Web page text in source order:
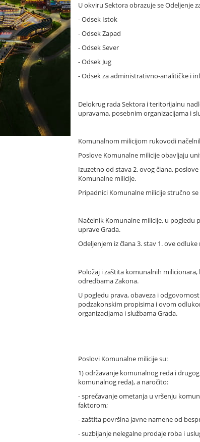
U okviru Sektora obrazuje se Odeljenje
- Odsek Istok
- Odsek Zapad
- Odsek Sever
- Odsek Jug
- Odsek za administrativno-analitičke i
Delokrug rada Sektora i teritorijalnu
upravama, posebnim organizacijama i
Komunalnom milicijom rukovodi
Poslove Komunalne milicije obavljaju
Izuzetno od stava 2. ovog člana,
Komunalne milicije.
Pripadnici Komunalne milicije stručno
Načelnik Komunalne milicije, u
uprave Grada.
Odeljenjem iz člana 3. stav 1. ove
Položaj i zaštita komunalnih
odredbama Zakona.
U pogledu prava, obaveza i
podzakonskim propisima i ovom
organizacijama i službama Grada.
Poslovi Komunalne milicije su:
1) održavanje komunalnog reda i
komunalnog reda), a naročito:
- sprečavanje ometanja u vršenju
faktorom;
- zaštita površina javne namene od
- suzbijanje nelegalne prodaje roba i